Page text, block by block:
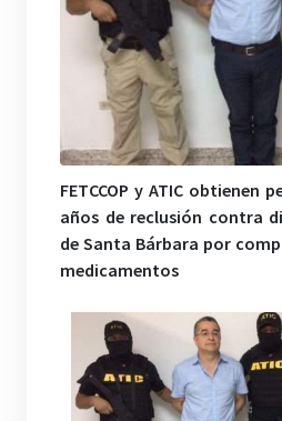
FETCCOP y ATIC obtienen
años de reclusión contra
de Santa Bárbara por
medicamentos